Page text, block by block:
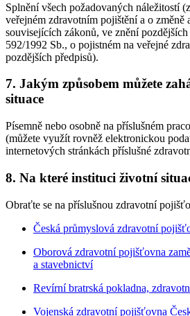
Splnění všech požadovaných náležitostí
veřejném zdravotním pojištění a o změně
souvisejících zákonů, ve znění
592/1992 Sb., o pojistném na veřejné
pozdějších předpisů).
7. Jakým způsobem můžete
situace
Písemně nebo osobně na příslušném
(můžete využít rovněž elektronickou
internetových stránkách příslušné
8. Na které instituci životní
Obraťte se na příslušnou zdravotní
Česká průmyslová zdravotní
Oborová zdravotní pojišťovna
a stavebnictví
Revírní bratrská pokladna,
Vojenská zdravotní pojišťovna